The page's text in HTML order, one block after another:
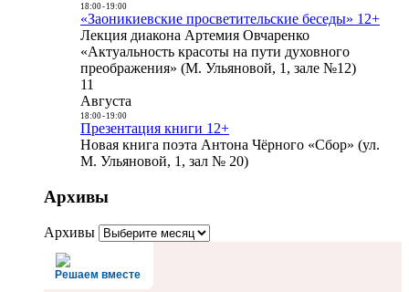
18:00- 19:00
«Заоникиевские просветительские беседы» 12+
Лекция диакона Артемия Овчаренко
«Актуальность красоты на пути духовного
преображения» (М. Ульяновой, 1, зале №12)
11
Августа
18:00- 19:00
Презентация книги 12+
Новая книга поэта Антона Чёрного «Сбор» (ул.
М. Ульяновой, 1, зал № 20)
Архивы
Архивы
Решаем вместе